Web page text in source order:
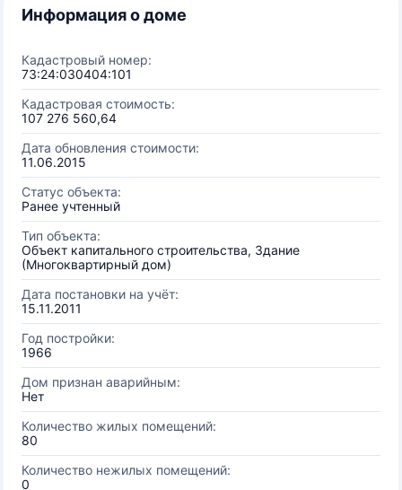
Информация о доме
Кадастровый номер:
73:24:030404:101
Кадастровая стоимость:
107 276 560,64
Дата обновления стоимости:
11.06.2015
Статус объекта:
Ранее учтенный
Тип объекта:
Объект капитального строительства, Здание
(Многоквартирный дом)
Дата постановки на учёт:
15.11.2011
Год постройки:
1966
Дом признан аварийным:
Нет
Количество жилых помещений:
80
Количество нежилых помещений:
0